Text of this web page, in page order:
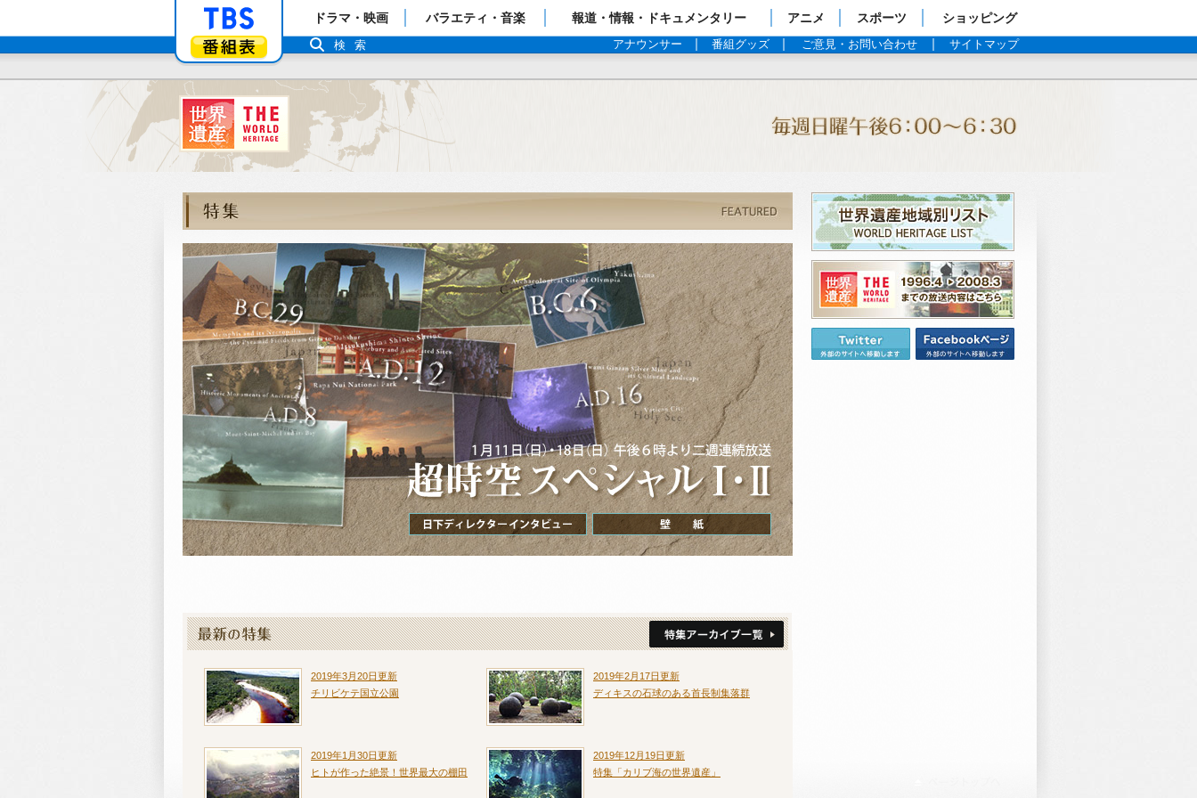
「TBSテレビ」トップページ
番組表
ドラマ・映画 バラエティ・音楽 報道・情報・ドキュメンタリー アニメ スポーツ ショッピング
アナウンサー 番組グッズ ご意見・お問い合わせ サイトマップ
検索
2019年3月20日更新
チリビケテ国立公園
2019年2月17日更新
ディキスの石球のある首長制集落群
2019年1月30日更新
ヒトが作った絶景！世界最大の棚田
2019年12月19日更新
特集「カリブ海の世界遺産」